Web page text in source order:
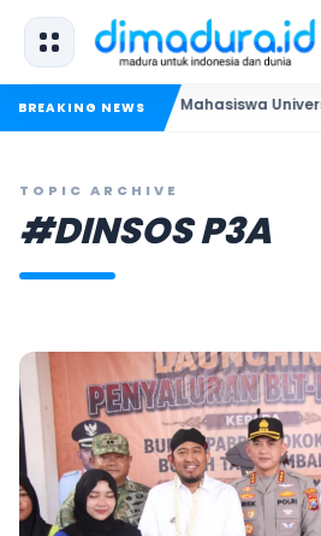
BREAKING NEWS
Mahasiswa Universitas Negeri
TOPIC ARCHIVE
#DINSOS P3A